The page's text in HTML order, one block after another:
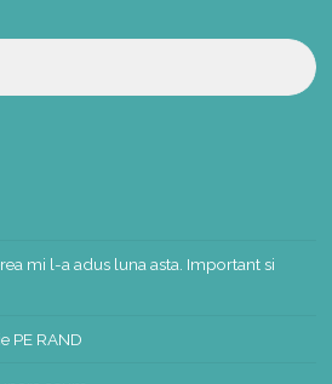
mi l-a adus luna asta. Important si
PE RAND